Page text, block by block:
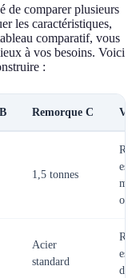
de comparer plusieurs
les caractéristiques,
comparatif, vous
à vos besoins. Voici
:
Remorque C
1,5 tonnes
Acier
standard